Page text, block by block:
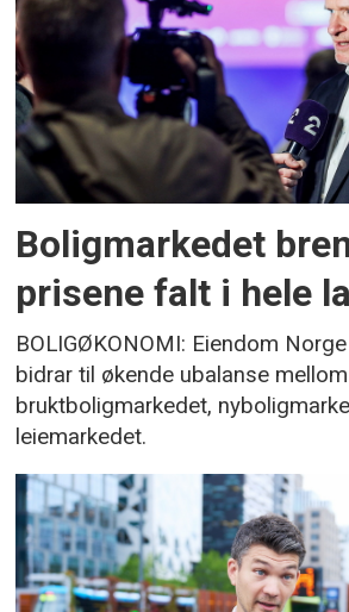
Boligmarkedet
prisene falt i hele
BOLIGØKONOMI: Eiendom
bidrar til økende ubalanse mellom
bruktboligmarkedet,
leiemarkedet.